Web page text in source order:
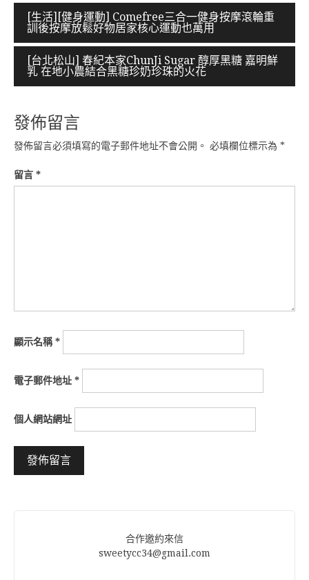
文
章
導
覽
[生活][健身運動] Comefree三合一健身按摩滾輪重
訓後按摩放鬆好物居家核心運動也萬用
[台北松山] 春紀本家ChunJi Sugar 醇厚黑糖 嘉明鮮
乳 在地小農結合黑糖珍奶珍珠的火花
發佈留言
發佈留言必須填寫的電子郵件地址不會公開。 必填欄位標示為 *
留言 *
顯示名稱*
電子郵件地址 *
個人網站網址
合作邀約來信
sweetycc34@gmail.com